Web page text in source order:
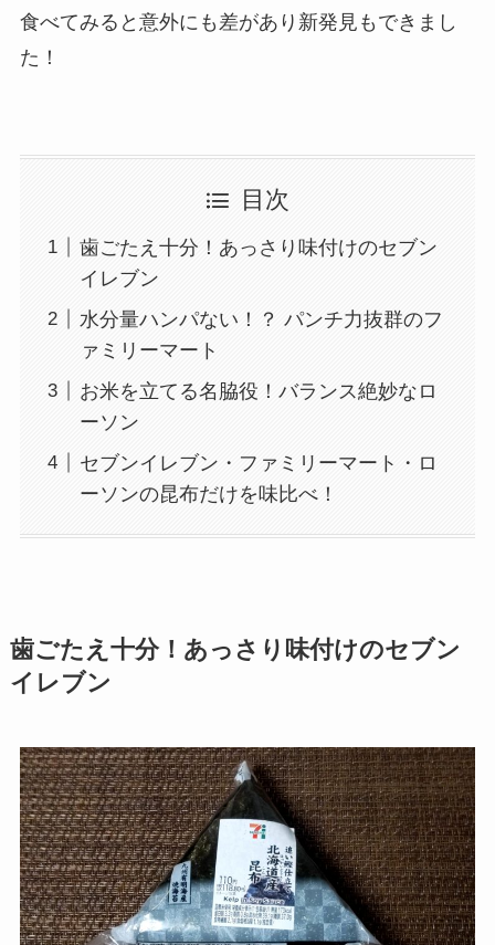
食べてみると意外にも差があり新発見もできまし
た！
目次
歯ごたえ十分！あっさり味付けのセブン
イレブン
水分量ハンパない！？ パンチ力抜群のフ
ァミリーマート
お米を立てる名脇役！バランス絶妙なロ
ーソン
セブンイレブン・ファミリーマート・ロ
ーソンの昆布だけを味比べ！
歯ごたえ十分！あっさり味付けのセブン
イレブン